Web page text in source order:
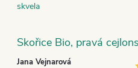
skvela
Jana Vejnarová